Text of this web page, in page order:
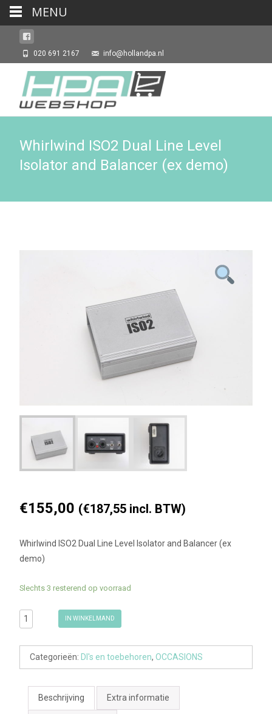
020 691 2167 info@hollandpa.nl
Whirlwind ISO2 Dual Line Level
Isolator and Balancer (ex demo)
€155,00 (€187,55 incl. BTW)
Whirlwind ISO2 Dual Line Level Isolator and Balancer (ex
demo)
Slechts 3 resterend op voorraad
Whirlwind
Line
Level
Balancer
IN WINKELMAND
Categorieën: DI's en toebehoren, OCCASIONS
Beschrijving Extra informatie
MENU